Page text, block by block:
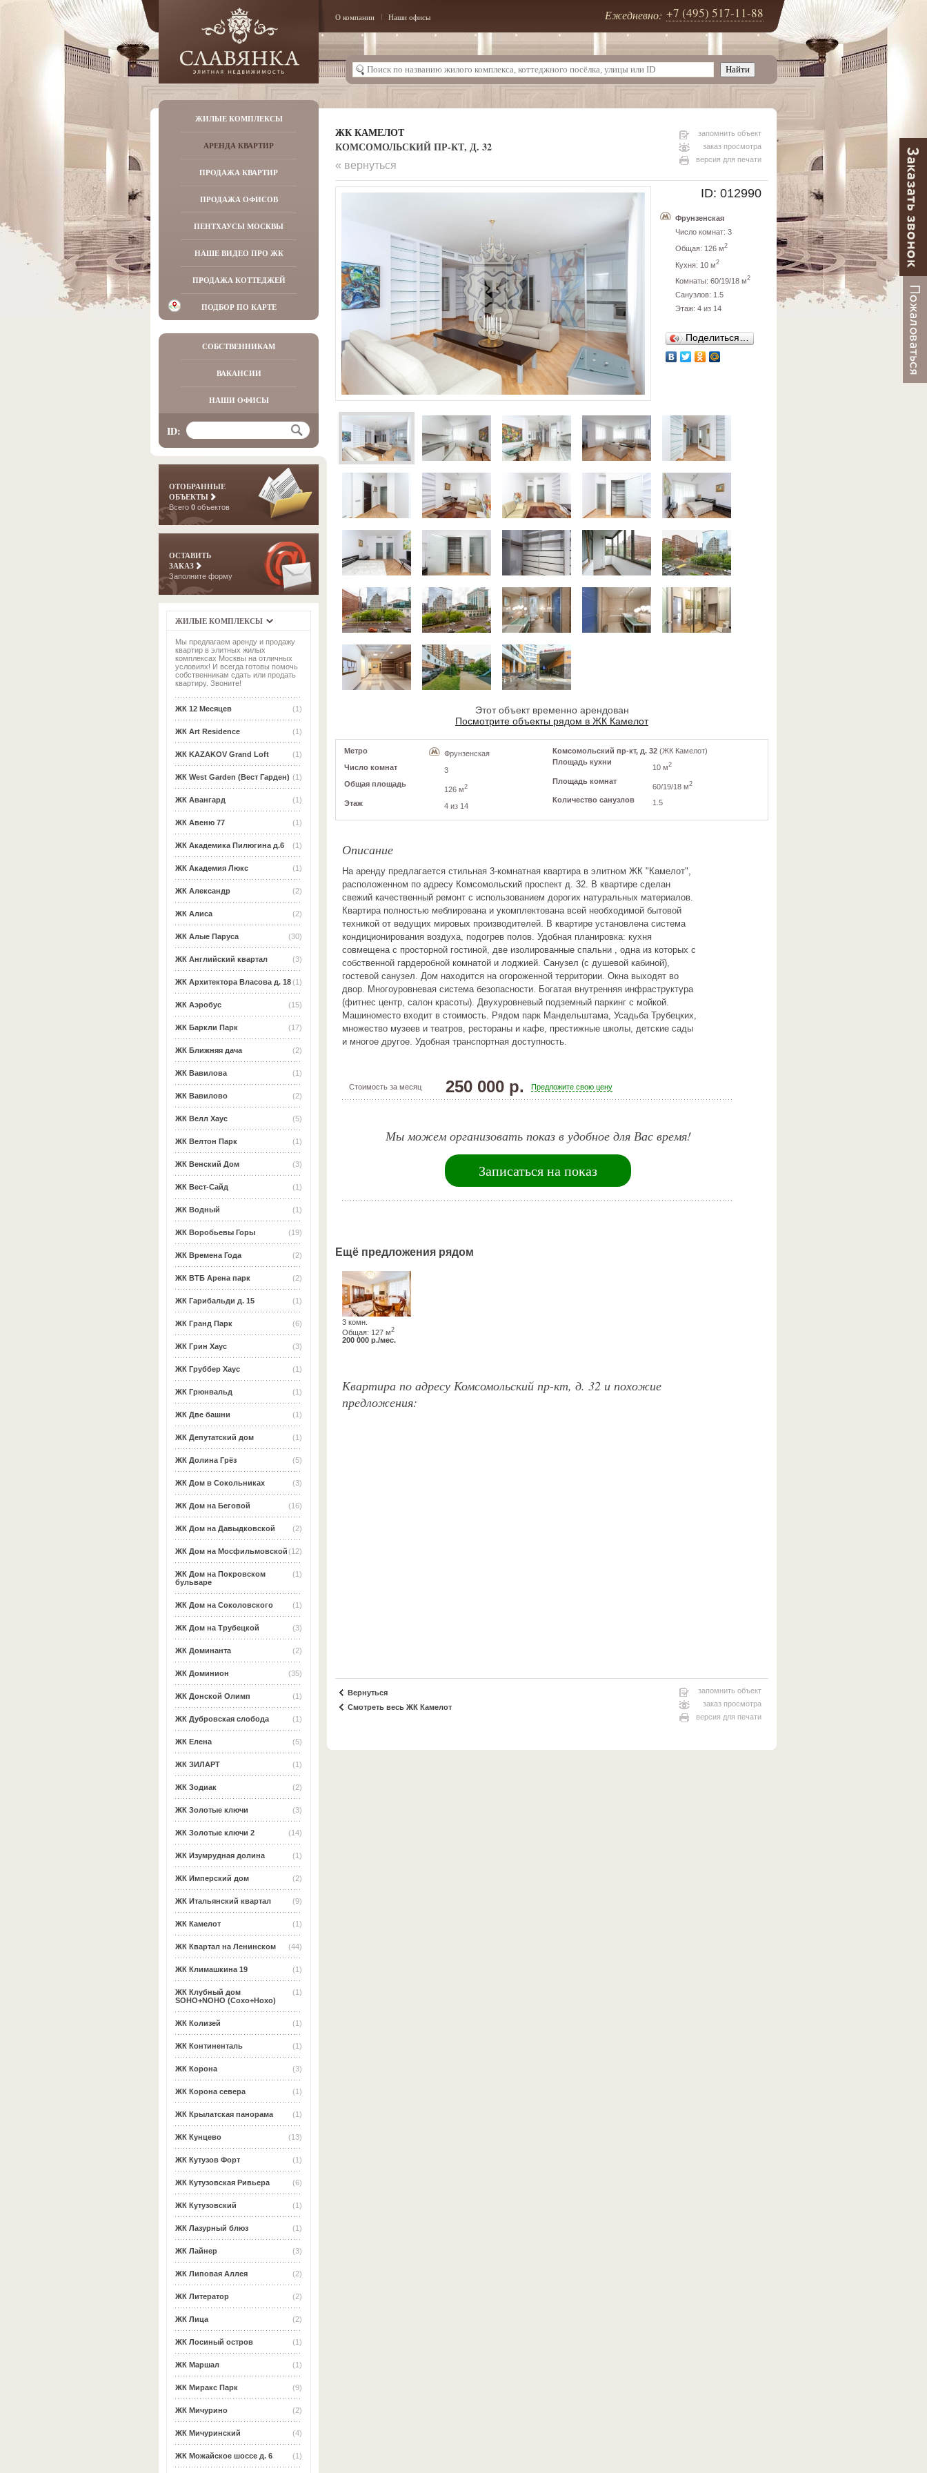
О компании Наши офисы Ежедневно: +7 (495) 517-11-88
ЖИЛЫЕ КОМПЛЕКСЫ
АРЕНДА КВАРТИР
ПРОДАЖА КВАРТИР
ПРОДАЖА ОФИСОВ
ПЕНТХАУСЫ МОСКВЫ
НАШЕ ВИДЕО ПРО ЖК
ПРОДАЖА КОТТЕДЖЕЙ
ПОДБОР ПО КАРТЕ
СОБСТВЕННИКАМ
ВАКАНСИИ
НАШИ ОФИСЫ
ID:
ОТОБРАННЫЕ
ОБЪЕКТЫ
Всего 0 объектов
ОСТАВИТЬ
ЗАКАЗ
Заполните форму
ЖИЛЫЕ КОМПЛЕКСЫ
Мы предлагаем аренду и продажу
квартир в элитных жилых
комплексах Москвы на отличных
условиях! И всегда готовы помочь
собственникам сдать или продать
квартиру. Звоните!
(1)
ЖК 12 Месяцев
(1)
ЖК Art Residence
(1)
ЖК KAZAKOV Grand Loft
(1)
ЖК West Garden (Вест Гарден)
(1)
ЖК Авангард
(1)
ЖК Авеню 77
(1)
ЖК Академика Пилюгина д.6
(1)
ЖК Академия Люкс
(2)
ЖК Александр
(2)
ЖК Алиса
(30)
ЖК Алые Паруса
(3)
ЖК Английский квартал
(1)
ЖК Архитектора Власова д. 18
(15)
ЖК Аэробус
(17)
ЖК Баркли Парк
(2)
ЖК Ближняя дача
(1)
ЖК Вавилова
(2)
ЖК Вавилово
(5)
ЖК Велл Хаус
(1)
ЖК Велтон Парк
(3)
ЖК Венский Дом
(1)
ЖК Вест-Сайд
(1)
ЖК Водный
(19)
ЖК Воробьевы Горы
(2)
ЖК Времена Года
(2)
ЖК ВТБ Арена парк
(1)
ЖК Гарибальди д. 15
(6)
ЖК Гранд Парк
(3)
ЖК Грин Хаус
(1)
ЖК Груббер Хаус
(1)
ЖК Грюнвальд
(1)
ЖК Две башни
(1)
ЖК Депутатский дом
(5)
ЖК Долина Грёз
(3)
ЖК Дом в Сокольниках
(16)
ЖК Дом на Беговой
(2)
ЖК Дом на Давыдковской
(12)
ЖК Дом на Мосфильмовской
(1)
ЖК Дом на Покровском
бульваре
(1)
ЖК Дом на Соколовского
(3)
ЖК Дом на Трубецкой
(2)
ЖК Доминанта
(35)
ЖК Доминион
(1)
ЖК Донской Олимп
(1)
ЖК Дубровская слобода
(5)
ЖК Елена
(1)
ЖК ЗИЛАРТ
(2)
ЖК Зодиак
(3)
ЖК Золотые ключи
(14)
ЖК Золотые ключи 2
(1)
ЖК Изумрудная долина
(2)
ЖК Имперский дом
(9)
ЖК Итальянский квартал
(1)
ЖК Камелот
(44)
ЖК Квартал на Ленинском
(1)
ЖК Климашкина 19
(1)
ЖК Клубный дом
SOHO+NOHO (Сохо+Нохо)
(1)
ЖК Колизей
(1)
ЖК Континенталь
(3)
ЖК Корона
(1)
ЖК Корона севера
(1)
ЖК Крылатская панорама
(13)
ЖК Кунцево
(1)
ЖК Кутузов Форт
(6)
ЖК Кутузовская Ривьера
(1)
ЖК Кутузовский
(1)
ЖК Лазурный блюз
(3)
ЖК Лайнер
(2)
ЖК Липовая Аллея
(2)
ЖК Литератор
(2)
ЖК Лица
(1)
ЖК Лосиный остров
(1)
ЖК Маршал
(9)
ЖК Миракс Парк
(2)
ЖК Мичурино
(4)
ЖК Мичуринский
(1)
ЖК Можайское шоссе д. 6
ЖК КАМЕЛОТ
КОМСОМОЛЬСКИЙ ПР-КТ, Д. 32
запомнить объект
заказ просмотра
версия для печати
« вернуться
ID: 012990
Фрунзенская
Число комнат: 3
Общая: 126 м2
Кухня: 10 м2
Комнаты: 60/19/18 м2
Санузлов: 1.5
Этаж: 4 из 14
Поделиться…
Этот объект временно арендован
Посмотрите объекты рядом в ЖК Камелот
Метро
Фрунзенская
Число комнат
3
Общая площадь
126 м2
Этаж 4 из 14
Комсомольский пр-кт, д. 32 (ЖК Камелот)
Площадь кухни
10 м2
Площадь комнат
60/19/18 м2
Количество санузлов 1.5
Описание
На аренду предлагается стильная 3-комнатная квартира в элитном ЖК "Камелот",
расположенном по адресу Комсомольский проспект д. 32. В квартире сделан
свежий качественный ремонт с использованием дорогих натуральных материалов.
Квартира полностью меблирована и укомплектована всей необходимой бытовой
техникой от ведущих мировых производителей. В квартире установлена система
кондиционирования воздуха, подогрев полов. Удобная планировка: кухня
совмещена с просторной гостиной, две изолированные спальни , одна из которых с
собственной гардеробной комнатой и лоджией. Санузел (с душевой кабиной),
гостевой санузел. Дом находится на огороженной территории. Окна выходят во
двор. Многоуровневая система безопасности. Богатая внутренняя инфраструктура
(фитнес центр, салон красоты). Двухуровневый подземный паркинг с мойкой.
Машиноместо входит в стоимость. Рядом парк Мандельштама, Усадьба Трубецких,
множество музеев и театров, рестораны и кафе, престижные школы, детские сады
и многое другое. Удобная транспортная доступность.
Стоимость за месяц 250 000 р. Предложите свою цену
Мы можем организовать показ в удобное для Вас время!
Записаться на показ
Ещё предложения рядом
3 комн.
Общая: 127 м2
200 000 р./мес.
Квартира по адресу Комсомольский пр-кт, д. 32 и похожие
предложения:
Вернуться
Смотреть весь ЖК Камелот
запомнить объект
заказ просмотра
версия для печати